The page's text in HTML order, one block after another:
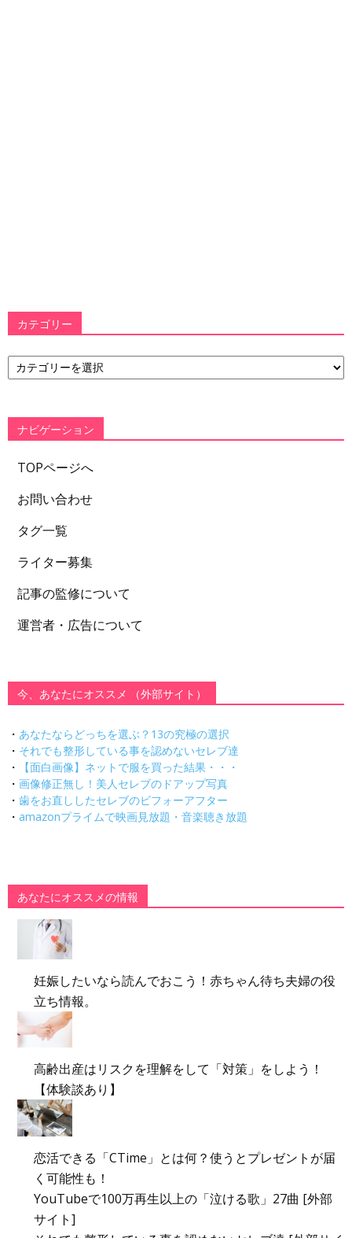
カテゴリー
カ
テ
ー
ナビゲーション
TOPページへ
お問い合わせ
タグ一覧
ライター募集
記事の監修について
運営者・広告について
今、あなたにオススメ （外部サイト）
・ あなたならどっちを選ぶ？13の究極の選択
・ それでも整形している事を認めないセレブ達
・
【面白画像】ネットで服を買った結果・・・
・ 画像修正無し！美人セレブのドアップ写真
・ 歯をお直ししたセレブのビフォーアフター
・ amazonプライムで映画見放題・音楽聴き放題
あなたにオススメの情報
妊娠したいなら読んでおこう！赤ちゃん待ち夫婦の役
立ち情報。
高齢出産はリスクを理解をして「対策」をしよう！
【体験談あり】
恋活できる「CTime」とは何？使うとプレゼントが届
く可能性も！
YouTubeで100万再生以上の「泣ける歌」27曲 [外部
サイト]